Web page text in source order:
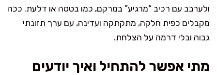
ולערבב עם רכיב “מרגיע” במרקם, כמו בטטה או דלעת. ככה
מקבלים כפית חלקה, מתקתקה ועדינה, עם ערך תזונתי
גבוה ובלי דרמה על הצלחת.
מתי אפשר להתחיל ואיך יודעים